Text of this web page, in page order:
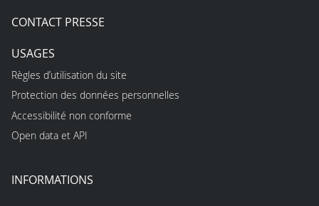
CONTACT PRESSE
USAGES
Règles d’utilisation du site
Protection des données personnelles
Accessibilité non conforme
Open data et API
INFORMATIONS